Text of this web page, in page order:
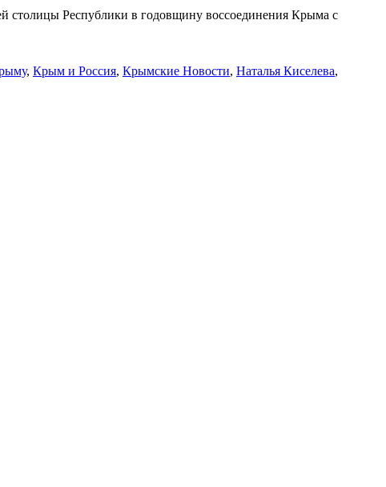
столицы Республики в годовщину воссоединения Крыма с
, Крым и Россия, Крымские Новости, Наталья Киселева,